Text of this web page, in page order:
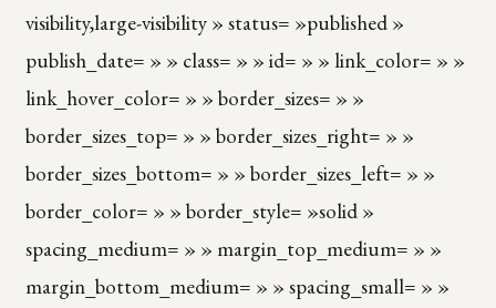
visibility,large-visibility » status= »published »
publish_date= » » class= » » id= » » link_color= » »
link_hover_color= » » border_sizes= » »
border_sizes_top= » » border_sizes_right= » »
border_sizes_bottom= » » border_sizes_left= » »
border_color= » » border_style= »solid »
spacing_medium= » » margin_top_medium= » »
margin_bottom_medium= » » spacing_small= » »